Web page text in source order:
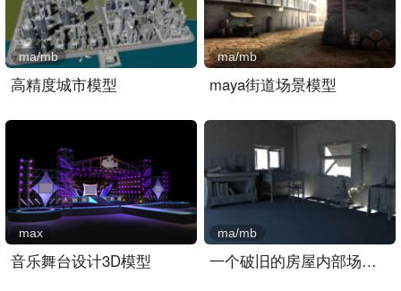
高精度城市模型
ma/mb
maya街道场景模型
ma/mb
音乐舞台设计3D模型
max
一个破旧的房屋内部场景ma..
ma/mb